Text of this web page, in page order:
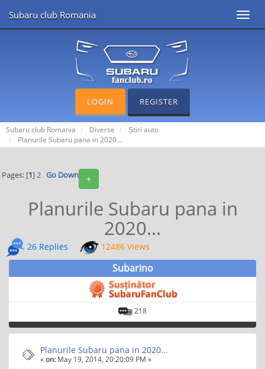
Subaru club Romania
LOGIN REGISTER
Subaru club Romania Diverse
Știri auto
Planurile Subaru pana in 2020...
+
Pages: [1]2 Go Down
Planurile Subaru pana in
2020...
26 Replies 12486 Views
Subarino
218
Planurile Subaru pana in 2020...
«on: May 19, 2014, 20:20:09 PM »